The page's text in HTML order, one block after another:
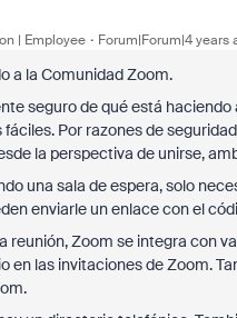
| Employee Forum|Forum|4 years
a la Comunidad Zoom.
seguro de qué está
Por razones de
la perspectiva de unirse,
una sala de espera, solo
enviarle un enlace con el
reunión, Zoom se integra con
en las invitaciones de Zoom.